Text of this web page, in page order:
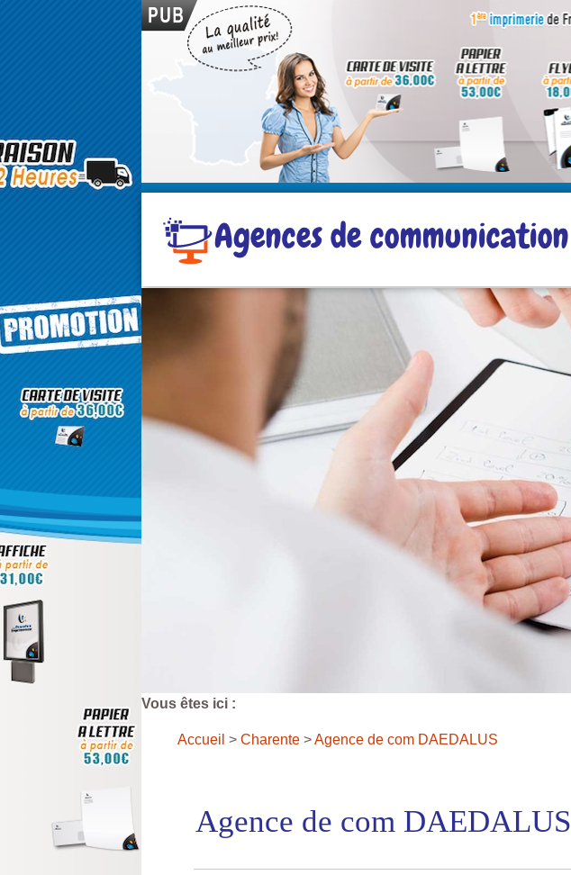
Vous êtes ici :
Accueil > Charente >Agence de com DAEDALUS
Agence de com DAEDALUS